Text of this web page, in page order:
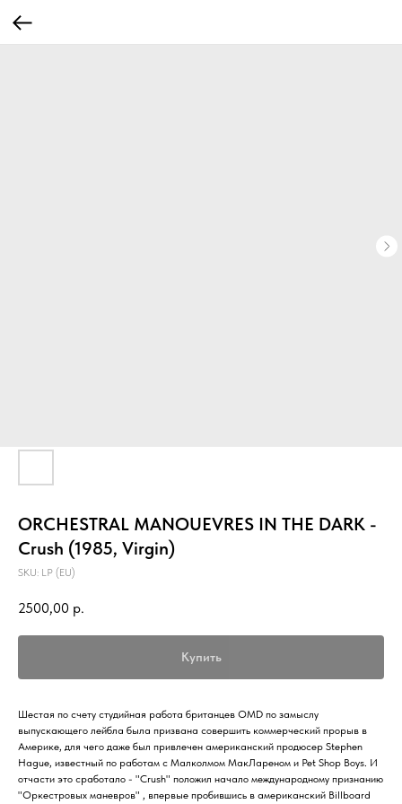
ORCHESTRAL MANOUEVRES IN THE DARK -
Crush (1985, Virgin)
SKU: LP (EU)
2500,00 р.
Купить
Шестая по счету студийная работа британцев OMD по замыслу
выпускающего лейбла была призвана совершить коммерческий прорыв в
Америке, для чего даже был привлечен американский продюсер Stephen
Hague, известный по работам с Малколмом МакЛареном и Pet Shop Boys. И
отчасти это сработало - "Crush" положил начало международному признанию
"Оркестровых маневров" , впервые пробившись в американский Billboard